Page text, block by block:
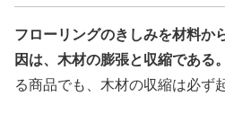
フローリングのきしみを材料か
因は、木材の膨張と収縮である。
る商品でも、木材の収縮は必ず